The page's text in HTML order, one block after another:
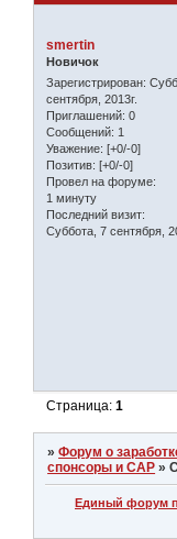
smertin
Новичок
Зарегистрирован:
сентября, 2013г.
Приглашений: 0
Сообщений: 1
Уважение: [+0/-0]
Позитив: [+0/-0]
Провел на форуме:
1 минуту
Последний визит:
Суббота, 7 сентября,
Страница:1
»Форум о
спонсоры и САР »
Единый форум